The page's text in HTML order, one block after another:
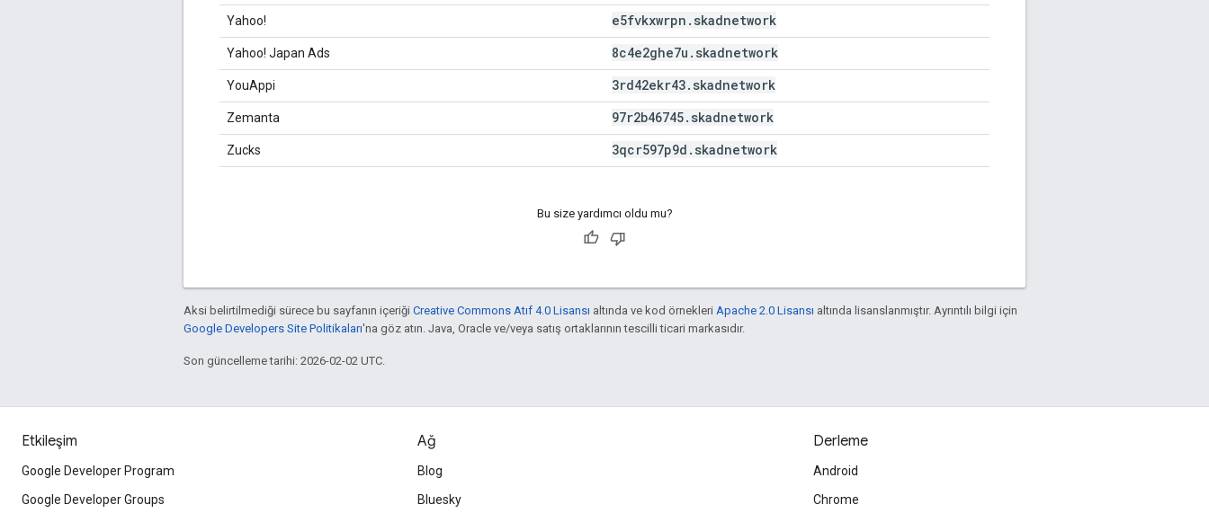
Yahoo! e5fvkxwrpn . skadnetwork
Yahoo! Japan Ads 8c4e2ghe7u . skadnetwork
YouAppi 3rd42ekr43. skadnetwork
Zemanta 97r2b46745. skadnetwork
Zucks 3qcr597p9d . skadnetwork
Bu size yardımcı oldu mu?
Aksi belirtilmediği sürece bu sayfanın içeriği Creative Commons Atıf 4.0 Lisansı altında ve kod örnekleri Apache 2.0 Lisansı altında lisanslanmıştır. Ayrıntılı bilgi için
Google Developers Site Politikaları'na göz atın. Java, Oracle ve/veya satış ortaklarının tescilli ticari markasıdır.
Son güncelleme tarihi: 2026-02-02 UTC.
Etkileşim
Google Developer Program
Google Developer Groups
Ağ
Blog
Bluesky
Derleme
Android
Chrome